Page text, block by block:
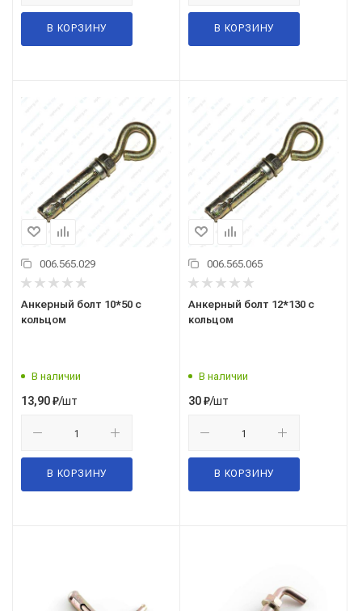
В КОРЗИНУ В КОРЗИНУ
006.565.029
Анкерный болт 10*50 с
кольцом
В наличии
13,90₽/шт
В КОРЗИНУ
006.565.065
Анкерный болт 12*130 с
кольцом
В наличии
30₽/шт
В КОРЗИНУ